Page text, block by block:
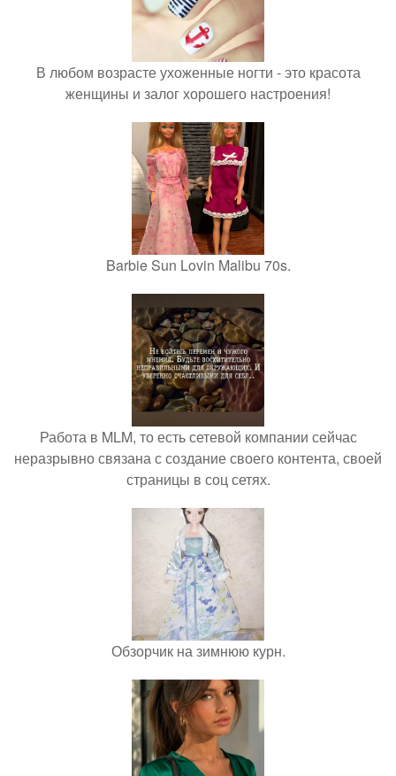
В любом возрасте ухоженные ногти - это красота
женщины и залог хорошего настроения!
Barbie Sun Lovin Malibu 70s.
Работа в MLM, то есть сетевой компании сейчас
неразрывно связана с создание своего контента, своей
страницы в соц сетях.
Обзорчик на зимнюю курн.